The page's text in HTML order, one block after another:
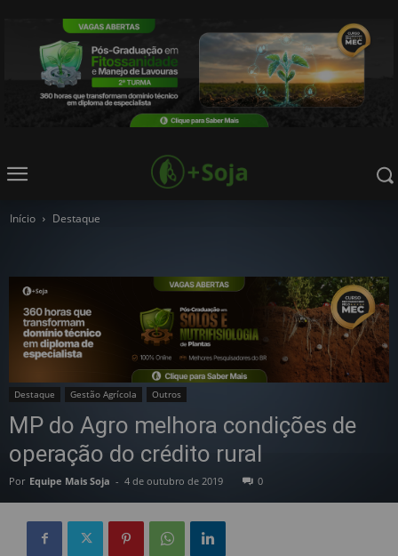
Início Destaque
Destaque Gestão Agrícola Outros
MP do Agro melhora condições de
operação do crédito rural
Por Equipe Mais Soja - 4 de outubro de 2019 0